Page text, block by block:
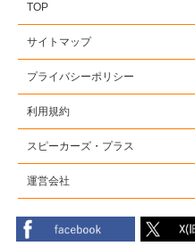
TOP
サイトマップ
プライバシーポリシー
利用規約
スピーカーズ・プラス
運営会社